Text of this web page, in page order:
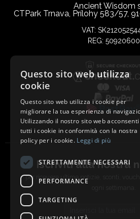
Ancient Wisdom
CTPark Trnava, Prílohy 583/57,
VAT:
REG: 50920600
Iscriviti alla nostra
per ricevere ultime notizie, sconti,
Questo sito web utilizza
cookie
Questo sito web utilizza i cookie per
migliorare la tua esperienza di
Utilizzando il nostro sito web acconsenti
tutti i cookie in conformità con la nostra
policy per i cookie. Leggi di più
STRETTAMENTE NECESSARI
PERFORMANCE
TARGETING